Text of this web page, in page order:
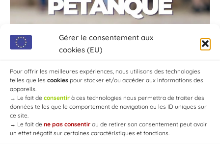
Gérer le consentement aux
cookies (EU)
Pour offrir les meilleures expériences, nous utilisons des technologies
telles que les cookies pour stocker et/ou accéder aux informations des
appareils.
→ Le fait de consentir à ces technologies nous permettra de traiter des
données telles que le comportement de navigation ou les ID uniques sur
ce site.
→ Le fait de ne pas consentir ou de retirer son consentement peut avoir
un effet négatif sur certaines caractéristiques et fonctions.